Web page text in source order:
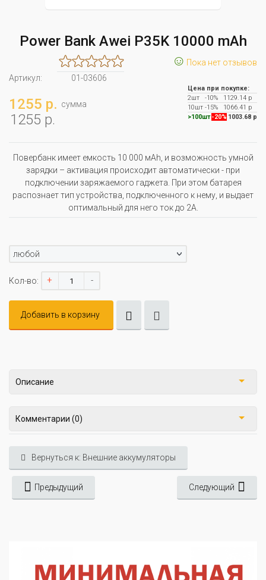
Power Bank Awei P35K 10000 mAh
☺ Пока нет отзывов
Артикул:
01-03606
1255 р. сумма
1255 р.
Цена при покупке:
2шт
-10%
1129.14 р
10шт -15%
1066.41 р
>100шт -20% 1003.68 р
Повербанк имеет емкость 10 000 мАh, и возможность умной
зарядки – активация происходит автоматически - при
подключении заряжаемого гаджета. При этом батарея
распознает тип устройства, подключенного к нему, и выдает
оптимальный для него ток до 2А.
любой
Кол-во: + -
Добавить в корзину
Описание
Комментарии (0)
Вернуться к: Внешние аккумуляторы
Предыдущий Следующий